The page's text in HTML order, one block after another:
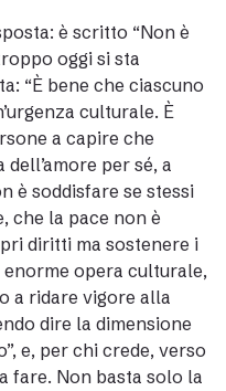
è scritto “Non è
oggi si sta
“È bene che ciascuno
culturale. È
a capire che
per sé, a
è soddisfare se stessi
che la pace non è
diritti ma sostenere i
opera culturale,
a ridare vigore alla
dire la dimensione
e, per chi crede, verso
fare. Non basta solo la